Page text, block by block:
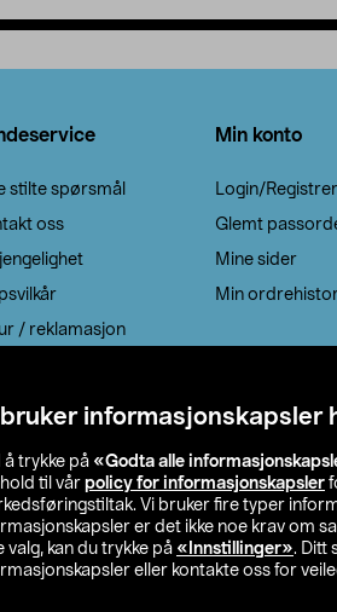
informasjonskapsler
å trykke på «Godta alle
til vår policy for informasjonskapsler
Vi bruker fire typer
er det ikke noe krav om
valg, kan du trykke på «Innstillinger». Ditt
eller kontakte oss for
stilte spørsmål
oss
/ reklamasjon
Min konto
Login/Registrer
Glemt
Mine sider
Min